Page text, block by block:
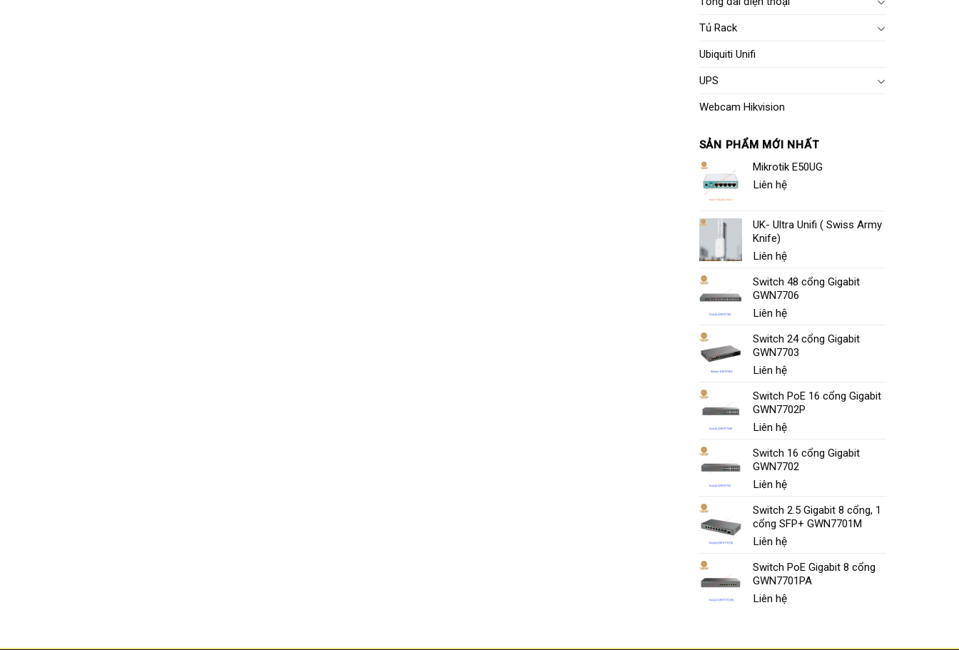
Tủ Rack
Ubiquiti Unifi
UPS
Webcam Hikvision
SẢN PHẨM MỚI NHẤT
Mikrotik E50UG
Liên hệ
UK- Ultra Unifi ( Swiss Army
Knife)
Liên hệ
Switch 48 cổng Gigabit
GWN7706
Liên hệ
Switch 24 cổng Gigabit
GWN7703
Liên hệ
Switch PoE 16 cổng Gigabit
GWN7702P
Liên hệ
Switch 16 cổng Gigabit
GWN7702
Liên hệ
Switch 2.5 Gigabit 8 cổng, 1
cổng SFP+ GWN7701M
Liên hệ
Switch PoE Gigabit 8 cổng
GWN7701PA
Liên hệ